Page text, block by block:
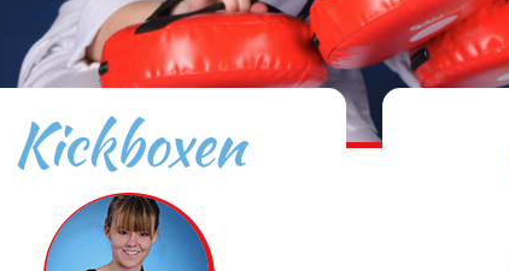
Kickboxen